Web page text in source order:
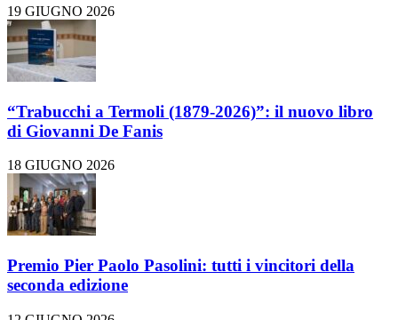
19 GIUGNO 2026
“Trabucchi a Termoli (1879-2026)”: il nuovo libro
di Giovanni De Fanis
18 GIUGNO 2026
Premio Pier Paolo Pasolini: tutti i vincitori della
seconda edizione